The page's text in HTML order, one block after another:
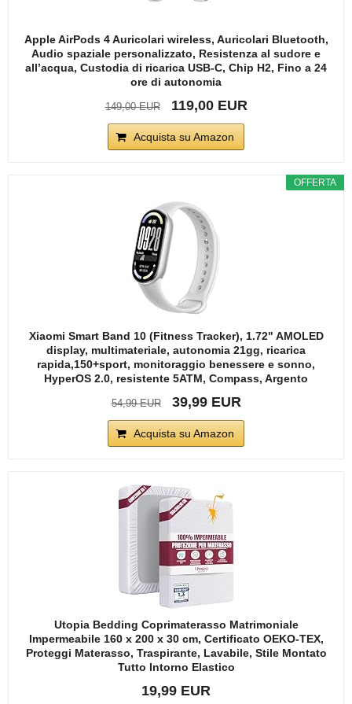
Apple AirPods 4 Auricolari wireless, Auricolari Bluetooth,
Audio spaziale personalizzato, Resistenza al sudore e
all’acqua, Custodia di ricarica USB-C, Chip H2, Fino a 24
ore di autonomia
149,00 EUR 119,00 EUR
Acquista su Amazon
OFFERTA
Xiaomi Smart Band 10 (Fitness Tracker), 1.72" AMOLED
display, multimateriale, autonomia 21gg, ricarica
rapida,150+sport, monitoraggio benessere e sonno,
HyperOS 2.0, resistente 5ATM, Compass, Argento
54,99 EUR 39,99 EUR
Acquista su Amazon
Utopia Bedding Coprimaterasso Matrimoniale
Impermeabile 160 x 200 x 30 cm, Certificato OEKO-TEX,
Proteggi Materasso, Traspirante, Lavabile, Stile Montato
Tutto Intorno Elastico
19,99 EUR